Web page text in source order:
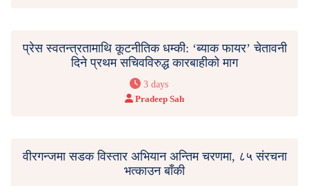
प्रेस स्वतन्त्रतामाथि कूटनीतिक धम्की: ‘ब्याक फायर’ चेतावनी
दिने प्रथम सचिवविरुद्ध कारबाहीको माग
3 days
Pradeep Sah
वीरगन्जमा सडक विस्तार अभियान अन्तिम चरणमा, ८५ संरचना
भत्काउन बाँकी